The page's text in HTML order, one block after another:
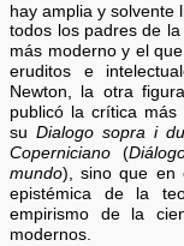
hay amplia y solvente
todos los padres de
más moderno y el
eruditos e
Newton, la otra
publicó la crítica más
suDialogo sopra i
Coperniciano (
mundo), sino que en
epistémica de la
empirismo de la
modernos.